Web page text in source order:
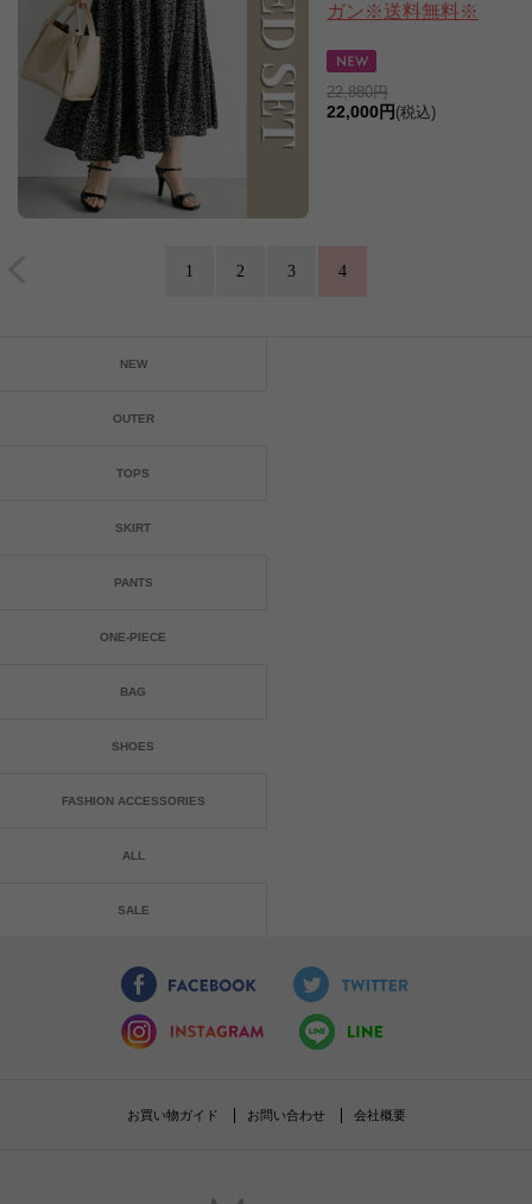
ガン※送料無料※
22,880円
22,000円 (税込)
1 2 3 4
NEW
OUTER
TOPS
SKIRT
PANTS
ONE-PIECE
BAG
SHOES
FASHION ACCESSORIES
ALL
SALE
お買い物ガイド お問い合わせ 会社概要